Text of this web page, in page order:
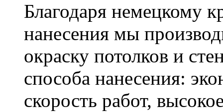
Благодаря немецкому
нанесения мы
окраску потолков и
способа нанесения:
скорость работ,